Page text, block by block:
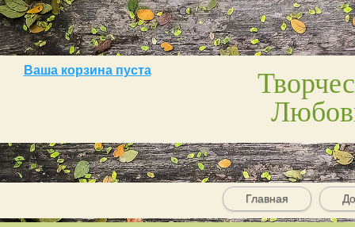
Ваша корзина пуста
Главная